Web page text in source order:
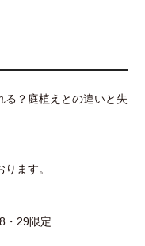
る？庭植えとの違いと失
ます。
・29限定